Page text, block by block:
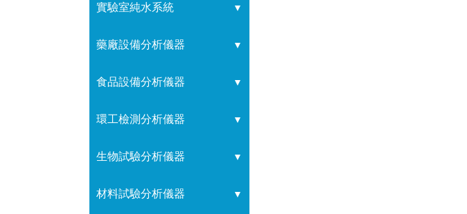
實驗室純水系統 ▼
藥廠設備分析儀器 ▼
食品設備分析儀器 ▼
環工檢測分析儀器 ▼
生物試驗分析儀器 ▼
材料試驗分析儀器 ▼